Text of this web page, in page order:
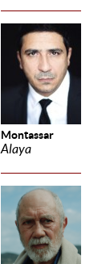
Montassar
Alaya